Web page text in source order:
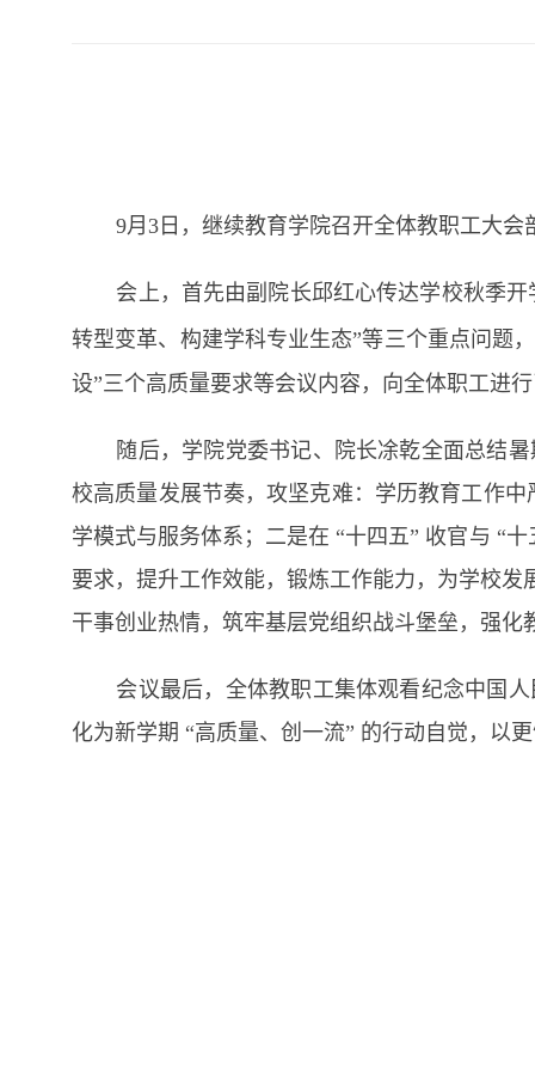
9月3 日，继续教育学院召开全体教职工大
会上，首先由副院长邱红心传达学校秋季
转型变革、构建学科专业生态”等三个重点问题
设”三个高质量要求等会议内容，向全体职工进
随后，学院党委书记、院长凃乾全面总结
校高质量发展节奏，攻坚克难：学历教育工作
学模式与服务体系；二是在 “十四五” 收官与 “
要求，提升工作效能，锻炼工作能力，为学校
干事创业热情，筑牢基层党组织战斗堡垒，强化
会议最后，全体教职工集体观看纪念中国
化为新学期 “高质量、创一流” 的行动自觉，以